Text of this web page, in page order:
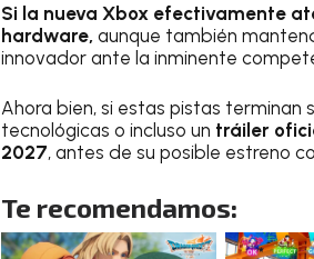
Si la nueva Xbox efectivamente
hardware, aunque también
innovador ante la inminente
Ahora bien, si estas pistas
tecnológicas o incluso un tráiler
2027, antes de su posible estreno
Te recomendamos: